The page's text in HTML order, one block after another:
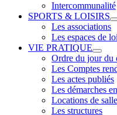
Intercommunalité
SPORTS & LOISIRS
Les associations
Les espaces de
VIE PRATIQUE
Ordre du jour du
Les Comptes
Les actes publiés
Les démarches
Locations de
Les structures